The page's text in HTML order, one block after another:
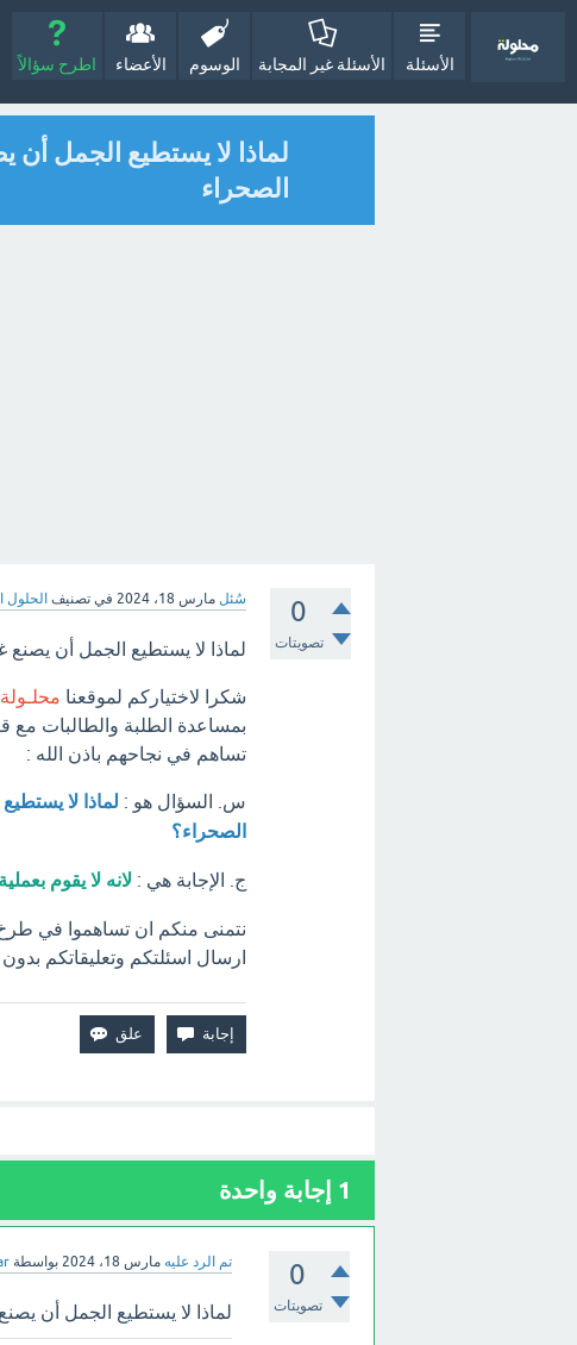
الأسئلة الأسئلة غير المجابة الوسوم الأعضاء اطرح سؤالاً
لماذا لا يستطيع الجمل
الصحراء
0
تصويتات
سُئل مارس 18، 2024 في تصنيف الحلول
لماذا لا يستطيع الجمل أن
شكرا لاختياركم لموقعنا محلـولة
بمساعدة الطلبة والطالبات
تساهم في نجاحهم باذن الله :
س. السؤال هو : لماذا لا
الصحراء؟
ج. الإجابة هي : لانه لا يقوم
نتمنى منكم ان تساهموا في
ارسال اسئلتكم وتعليقاتكم
1 إجابة واحدة
0
تصويتات
تم الرد عليه مارس 18، 2024 بواسطة
لماذا لا يستطيع الجمل أن